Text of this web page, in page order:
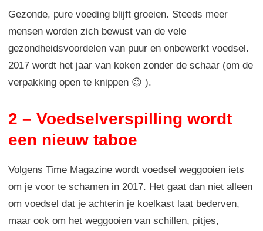
Gezonde, pure voeding blijft groeien. Steeds meer
mensen worden zich bewust van de vele
gezondheidsvoordelen van puur en onbewerkt voedsel.
2017 wordt het jaar van koken zonder de schaar (om de
verpakking open te knippen 😉 ).
2 – Voedselverspilling wordt
een nieuw taboe
Volgens Time Magazine wordt voedsel weggooien iets
om je voor te schamen in 2017. Het gaat dan niet alleen
om voedsel dat je achterin je koelkast laat bederven,
maar ook om het weggooien van schillen, pitjes,